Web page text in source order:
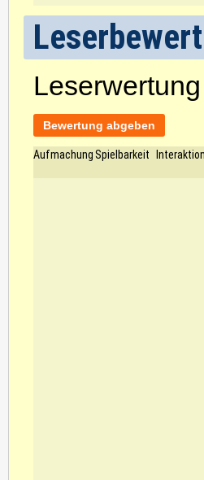
Bewertung abgeben
Aufmachung Spielbarkeit Interaktion